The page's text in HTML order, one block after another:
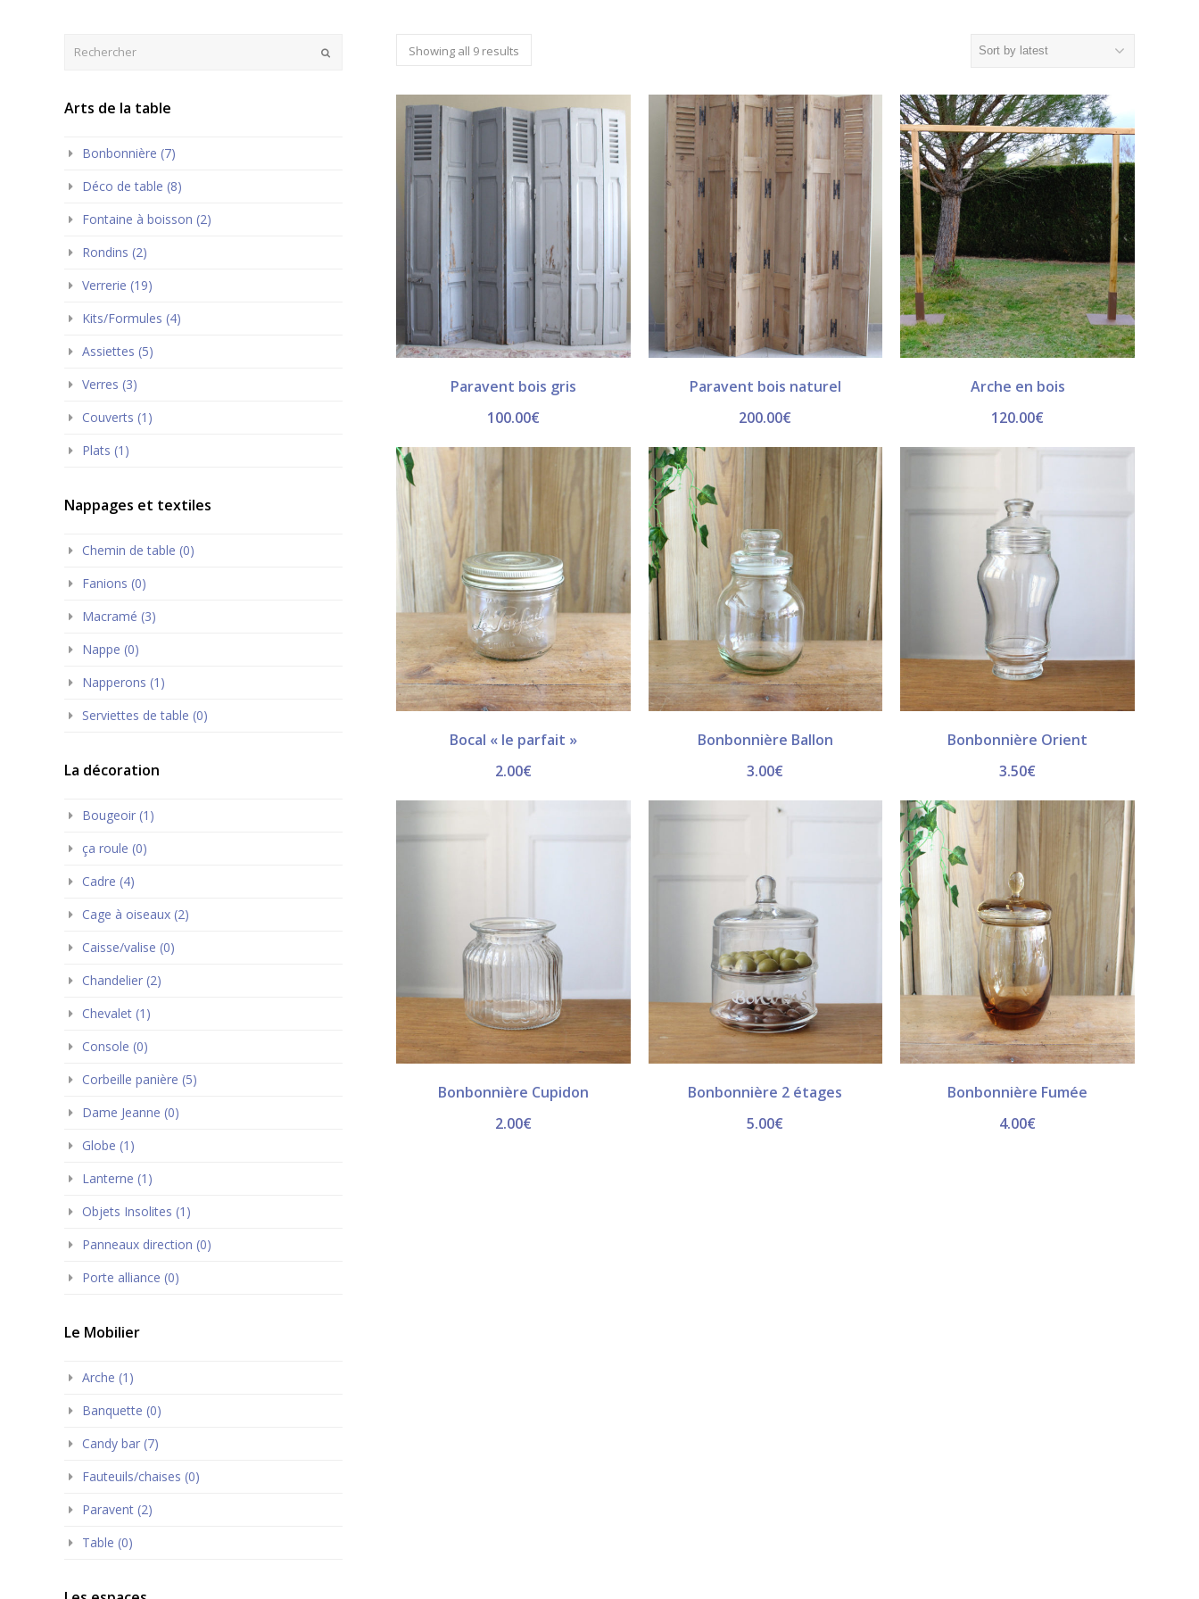
Showing all 9 results
Paravent bois gris
100.00€
Paravent bois naturel
200.00€
Arche en bois
120.00€
Bocal « le parfait »
2.00€
Bonbonnière Ballon
3.00€
Bonbonnière Orient
3.50€
Bonbonnière Cupidon
2.00€
Bonbonnière 2 étages
5.00€
Bonbonnière Fumée
4.00€
Arts de la table
Bonbonnière (7)
Déco de table (8)
Fontaine à boisson (2)
Rondins (2)
Verrerie (19)
Kits/Formules (4)
Assiettes (5)
Verres (3)
Couverts (1)
Plats (1)
Nappages et textiles
Chemin de table (0)
Fanions (0)
Macramé (3)
Nappe (0)
Napperons (1)
Serviettes de table (0)
La décoration
Bougeoir (1)
ça roule (0)
Cadre (4)
Cage à oiseaux (2)
Caisse/valise (0)
Chandelier (2)
Chevalet (1)
Console (0)
Corbeille panière (5)
Dame Jeanne (0)
Globe (1)
Lanterne (1)
Objets Insolites (1)
Panneaux direction (0)
Porte alliance (0)
Le Mobilier
Arche (1)
Banquette (0)
Candy bar (7)
Fauteuils/chaises (0)
Paravent (2)
Table (0)